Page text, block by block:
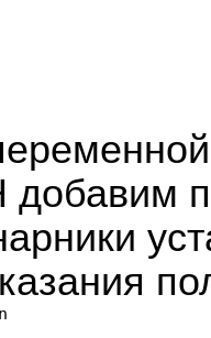
добавим